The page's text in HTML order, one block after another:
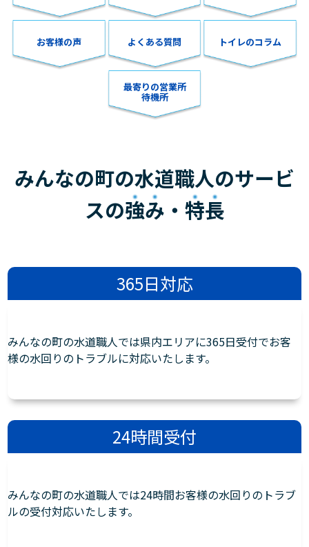
お客様の声 よくある質問 トイレのコラム
最寄りの営業所
待機所
みんなの町の水道職人のサービ
スの強み ・ 特長
365日対応
みんなの町の水道職人では県内エリアに365日受付でお客
様の水回りのトラブルに対応いたします。
24時間受付
みんなの町の水道職人では24時間お客様の水回りのトラブ
ルの受付対応いたします。